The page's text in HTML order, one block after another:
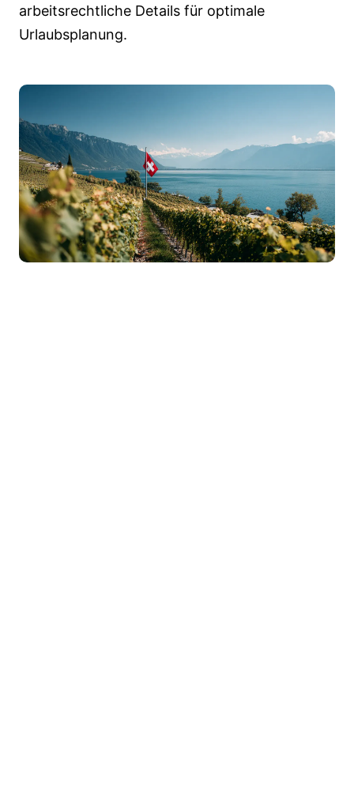
arbeitsrechtliche Details für optimale
Urlaubsplanung.